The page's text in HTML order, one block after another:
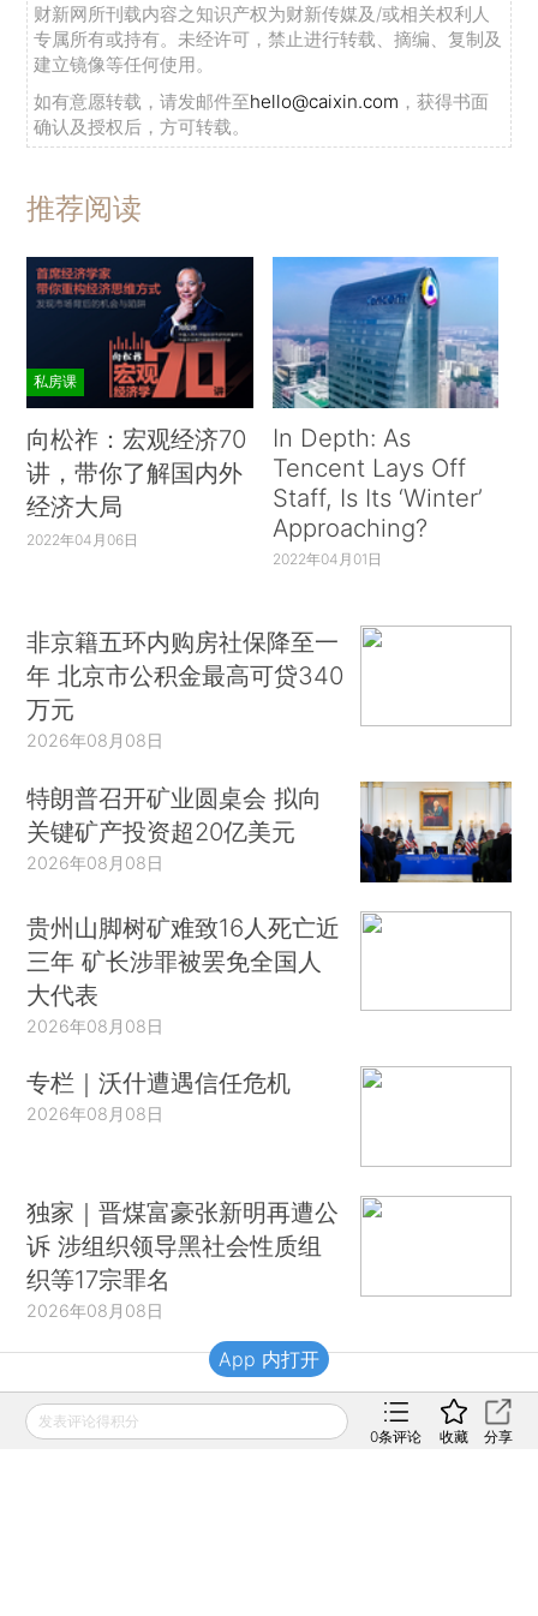
财新网所刊载内容之知识产权为财新传媒及/或相关权利人
专属所有或持有。未经许可，禁止进行转载、摘编、复制及
建立镜像等任何使用。
如有意愿转载，请发邮件至hello@caixin.com ，获得书面
确认及授权后，方可转载。
推荐阅读
私房课
向松祚：宏观经济70
讲，带你了解国内外
经济大局
2022年04月06日
In Depth: As
Tencent Lays Off
Staff, Is Its ‘Winter’
Approaching?
2022年04月01日
非京籍五环内购房社保降至一
年 北京市公积金最高可贷340
万元
2026年08月08日
特朗普召开矿业圆桌会 拟向
关键矿产投资超20亿美元
2026年08月08日
贵州山脚树矿难致16人死亡近
三年 矿长涉罪被罢免全国人
大代表
2026年08月08日
专栏｜沃什遭遇信任危机
2026年08月08日
独家｜晋煤富豪张新明再遭公
诉 涉组织领导黑社会性质组
织等17宗罪名
2026年08月08日
财新移动
发表评论得积分
0条评论 收藏 分享
App 内打开